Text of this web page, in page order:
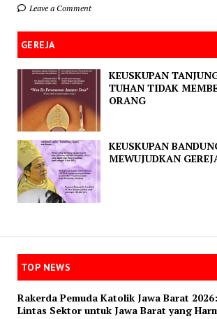
Leave a Comment
GEREJA
KEUSKUPAN
TUHAN TIDAK
ORANG
KEUSKUPAN
MEWUJUDKAN
TOP NEWS
Rakerda Pemuda Katolik Jawa Barat
Lintas Sektor untuk Jawa Barat yang